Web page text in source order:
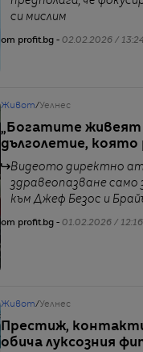
си мислим
от profit.bg - 02.02.2026 / 13:24
Живот/Уелнес
„Богатите живеят
дълголетие, която
Видеото директно
здравеопазване само
към Джеф Безос и
от profit.bg - 01.02.2026 / 12:16
Живот/Уелнес
Престиж,
обича луксозния